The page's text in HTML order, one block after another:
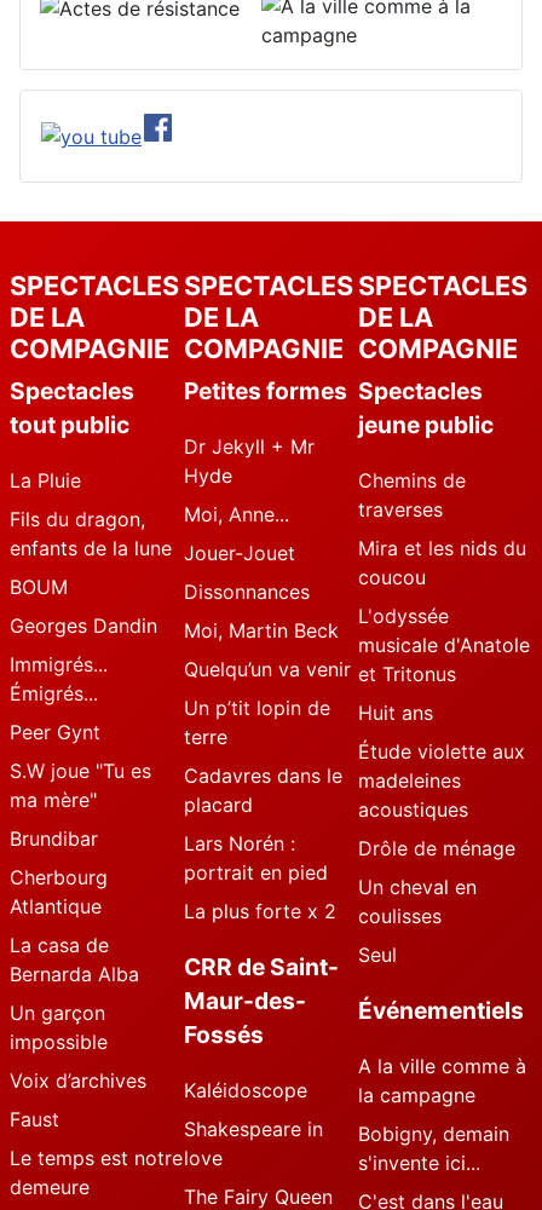
SPECTACLES
DE LA
COMPAGNIE
Spectacles
tout public
La Pluie
Fils du dragon,
enfants de la lune
BOUM
Georges Dandin
Immigrés...
Émigrés...
Peer Gynt
S.W joue "Tu es
ma mère"
Brundibar
Cherbourg
Atlantique
La casa de
Bernarda Alba
Un garçon
impossible
Voix d’archives
Faust
Le temps est notre
demeure
SPECTACLES
DE LA
COMPAGNIE
Petites formes
Dr Jekyll + Mr
Hyde
Moi, Anne...
Jouer-Jouet
Dissonnances
Moi, Martin Beck
Quelqu’un va venir
Un p’tit lopin de
terre
Cadavres dans le
placard
Lars Norén :
portrait en pied
La plus forte x 2
CRR de Saint-
Maur-des-
Fossés
Kaléidoscope
Shakespeare in
love
The Fairy Queen
SPECTACLES
DE LA
COMPAGNIE
Spectacles
jeune public
Chemins de
traverses
Mira et les nids du
coucou
L'odyssée
musicale d'Anatole
et Tritonus
Huit ans
Étude violette aux
madeleines
acoustiques
Drôle de ménage
Un cheval en
coulisses
Seul
Événementiels
A la ville comme à
la campagne
Bobigny, demain
s'invente ici...
C'est dans l'eau